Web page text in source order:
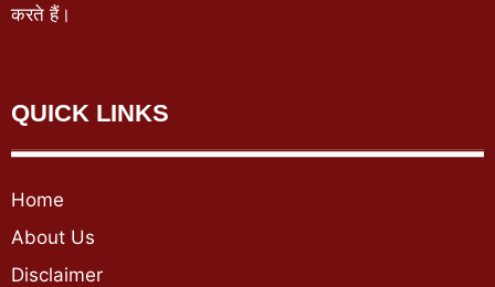
करते हैं।
QUICK LINKS
Home
About Us
Disclaimer